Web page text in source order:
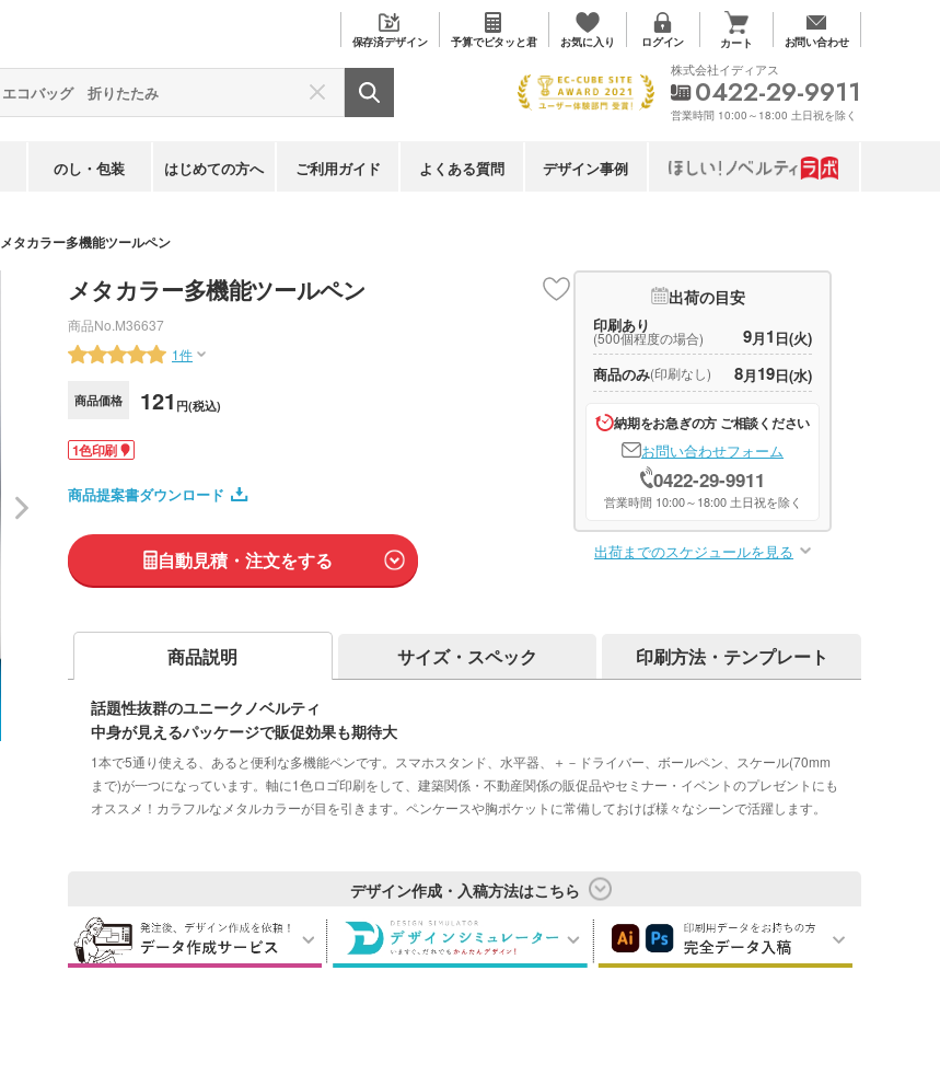
保存済デザイン 予算でピタッと君 お気に入り ログイン カート お問い合わせ
のし・包装 はじめての方へ ご利用ガイド よくある質問 デザイン事例
株式会社イディアス
0422-29-9911
営業時間 10:00～18:00 土日祝を除く
メタカラー多機能ツールペン
メタカラー多機能ツールペン
商品No. M36637
1件
商品価格 121 円(税込)
1色印刷
商品提案書ダウンロード
自動見積・注文をする
出荷の目安
印刷あり
(500個程度の場合) 9月1 日(火)
商品のみ(印刷なし) 8月19日(水)
納期をお急ぎの方 ご相談ください
お問い合わせフォーム
0422-29-9911
営業時間 10:00～18:00 土日祝を除く
出荷までのスケジュールを見る
商品説明 サイズ・スペック 印刷方法・テンプレート
話題性抜群のユニークノベルティ
中身が見えるパッケージで販促効果も期待大
1本で5通り使える、あると便利な多機能ペンです。スマホスタンド、水平器、＋－ドライバー、ボールペン、スケール(70mm
まで)が一つになっています。軸に1色ロゴ印刷をして、建築関係・不動産関係の販促品やセミナー・イベントのプレゼントにも
オススメ！カラフルなメタルカラーが目を引きます。ペンケースや胸ポケットに常備しておけば様々なシーンで活躍します。
デザイン作成・入稿方法はこちら